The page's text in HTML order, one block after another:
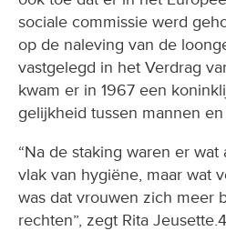
sociale commissie werd
op de naleving van de
vastgelegd in het Verdrag
kwam er in 1967 een
gelijkheid tussen mannen
“Na de staking waren er
vlak van hygiëne, maar wat
was dat vrouwen zich meer
rechten”, zegt Rita